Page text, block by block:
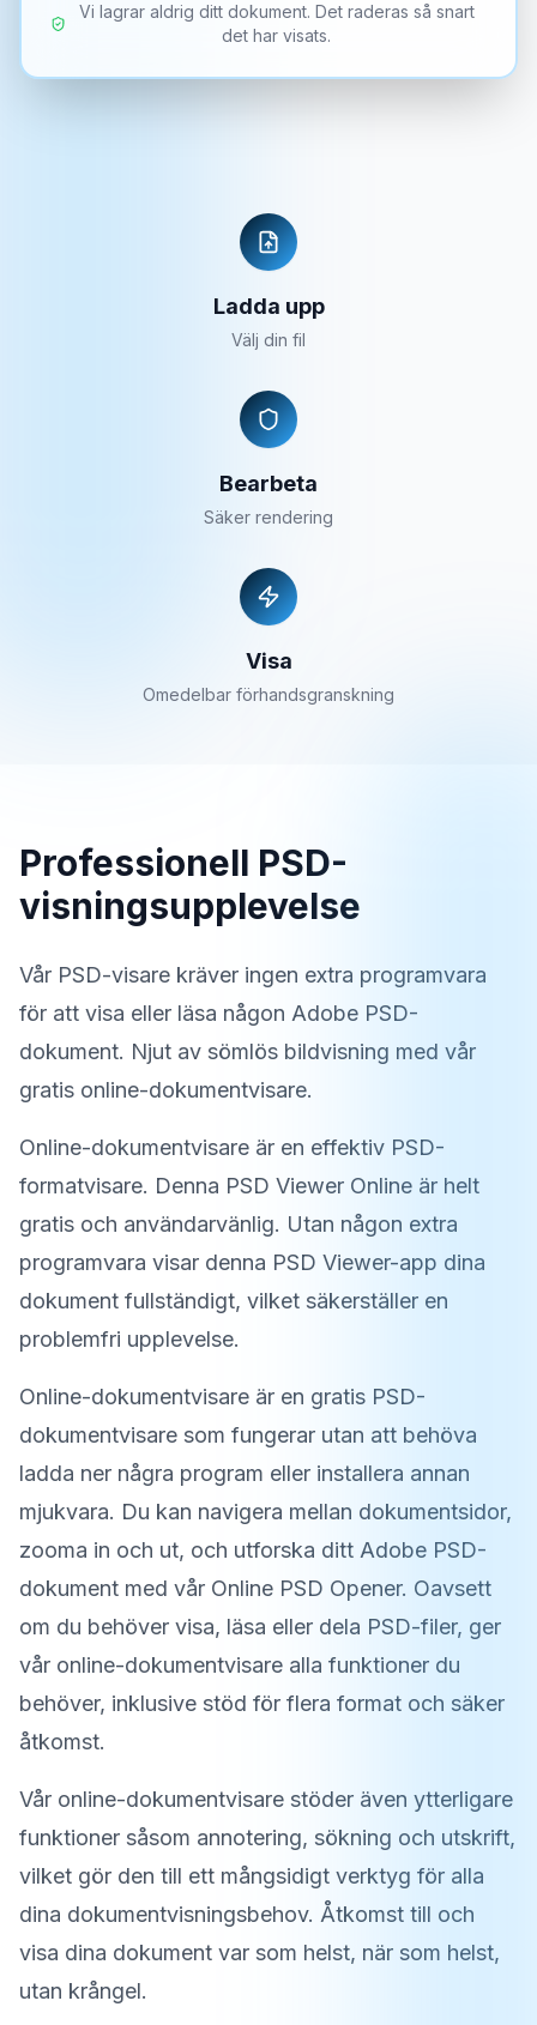
Vi lagrar aldrig ditt dokument. Det raderas så snart
det har visats.
Ladda upp
Välj din fil
Bearbeta
Säker rendering
Visa
Omedelbar förhandsgranskning
Professionell PSD-
visningsupplevelse
Vår PSD-visare kräver ingen extra programvara
för att visa eller läsa någon Adobe PSD-
dokument. Njut av sömlös bildvisning med vår
gratis online-dokumentvisare.
Online-dokumentvisare är en effektiv PSD-
formatvisare. Denna PSD Viewer Online är helt
gratis och användarvänlig. Utan någon extra
programvara visar denna PSD Viewer-app dina
dokument fullständigt, vilket säkerställer en
problemfri upplevelse.
Online-dokumentvisare är en gratis PSD-
dokumentvisare som fungerar utan att behöva
ladda ner några program eller installera annan
mjukvara. Du kan navigera mellan dokumentsidor,
zooma in och ut, och utforska ditt Adobe PSD-
dokument med vår Online PSD Opener. Oavsett
om du behöver visa, läsa eller dela PSD-filer, ger
vår online-dokumentvisare alla funktioner du
behöver, inklusive stöd för flera format och säker
åtkomst.
Vår online-dokumentvisare stöder även ytterligare
funktioner såsom annotering, sökning och utskrift,
vilket gör den till ett mångsidigt verktyg för alla
dina dokumentvisningsbehov. Åtkomst till och
visa dina dokument var som helst, när som helst,
utan krångel.